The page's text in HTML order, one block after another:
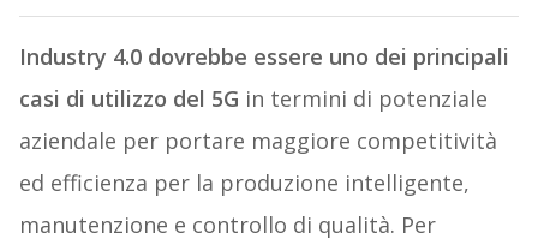
Industry 4.0 dovrebbe essere uno dei principali
casi di utilizzo del 5G in termini di potenziale
aziendale per portare maggiore competitività
ed efficienza per la produzione intelligente,
manutenzione e controllo di qualità. Per